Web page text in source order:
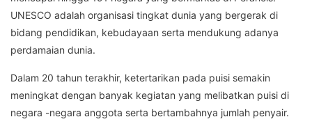
UNESCO adalah organisasi tingkat dunia yang bergerak di
bidang pendidikan, kebudayaan serta mendukung adanya
perdamaian dunia.
Dalam 20 tahun terakhir, ketertarikan pada puisi semakin
meningkat dengan banyak kegiatan yang melibatkan puisi di
negara -negara anggota serta bertambahnya jumlah penyair.